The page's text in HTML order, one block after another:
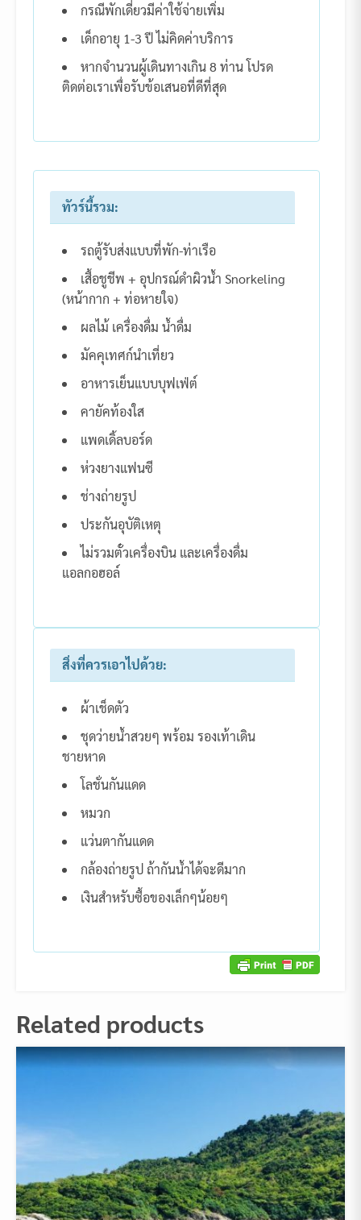
กรณีพักเดี่ยวมีค่าใช้จ่ายเพิ่ม
เด็กอายุ 1-3 ปี ไม่คิดค่าบริการ
หากจำนวนผู้เดินทางเกิน 8 ท่าน โปรด
ติดต่อเราเพื่อรับข้อเสนอที่ดีที่สุด
ทัวร์นี้รวม:
รถตู้รับส่งแบบที่พัก-ท่าเรือ
เสื้อชูชีพ + อุปกรณ์ดำผิวน้ำ Snorkeling
(หน้ากาก + ท่อหายใจ)
ผลไม้ เครื่องดื่ม น้ำดื่ม
มัคคุเทศก์นำเที่ยว
อาหารเย็นแบบบุฟเฟ่ต์
คายัคท้องใส
แพดเดิ้ลบอร์ด
ห่วงยางแฟนซี
ช่างถ่ายรูป
ประกันอุบัติเหตุ
ไม่รวมตั๋วเครื่องบิน และเครื่องดื่ม
แอลกอฮอล์
สิ่งที่ควรเอาไปด้วย:
ผ้าเช็ดตัว
ชุดว่ายน้ำสวยๆ พร้อม รองเท้าเดิน
ชายหาด
โลชั่นกันแดด
หมวก
แว่นตากันแดด
กล้องถ่ายรูป ถ้ากันน้ำได้จะดีมาก
เงินสำหรับซื้อของเล็กๆน้อยๆ
Related products